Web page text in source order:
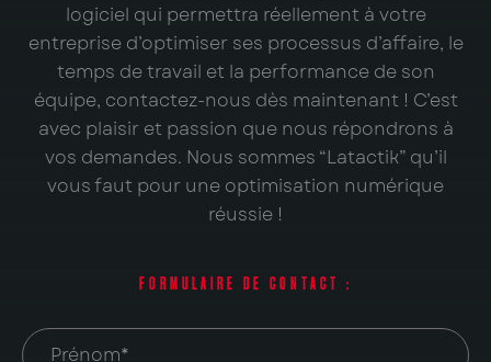
logiciel qui permettra réellement à votre
entreprise d’optimiser ses processus d’affaire, le
temps de travail et la performance de son
équipe, contactez-nous dès maintenant ! C’est
avec plaisir et passion que nous répondrons à
vos demandes. Nous sommes “Latactik” qu’il
vous faut pour une optimisation numérique
réussie !
FORMULAIRE DE CONTACT :